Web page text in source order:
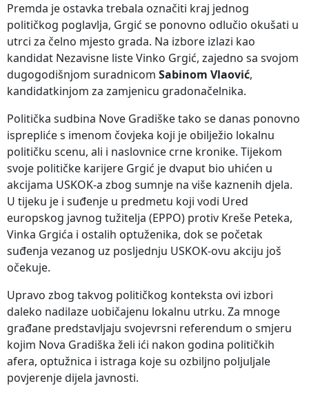
Premda je ostavka trebala označiti kraj jednog
političkog poglavlja, Grgić se ponovno odlučio okušati u
utrci za čelno mjesto grada. Na izbore izlazi kao
kandidat Nezavisne liste Vinko Grgić, zajedno sa svojom
dugogodišnjom suradnicom Sabinom Vlaović,
kandidatkinjom za zamjenicu gradonačelnika.
Politička sudbina Nove Gradiške tako se danas ponovno
isprepliće s imenom čovjeka koji je obilježio lokalnu
političku scenu, ali i naslovnice crne kronike. Tijekom
svoje političke karijere Grgić je dvaput bio uhićen u
akcijama USKOK-a zbog sumnje na više kaznenih djela.
U tijeku je i suđenje u predmetu koji vodi Ured
europskog javnog tužitelja (EPPO) protiv Kreše Peteka,
Vinka Grgića i ostalih optuženika, dok se početak
suđenja vezanog uz posljednju USKOK-ovu akciju još
očekuje.
Upravo zbog takvog političkog konteksta ovi izbori
daleko nadilaze uobičajenu lokalnu utrku. Za mnoge
građane predstavljaju svojevrsni referendum o smjeru
kojim Nova Gradiška želi ići nakon godina političkih
afera, optužnica i istraga koje su ozbiljno poljuljale
povjerenje dijela javnosti.